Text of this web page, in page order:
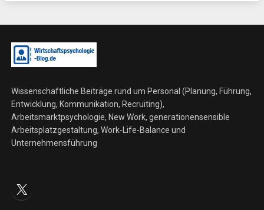
Wissenschaftliche Beiträge rund um Personal (Planung, Führung,
Entwicklung, Kommunikation, Recruiting),
Arbeitsmarktpsychologie, New Work, generationensensible
Arbeitsplatzgestaltung, Work-Life-Balance und
Unternehmensführung
X